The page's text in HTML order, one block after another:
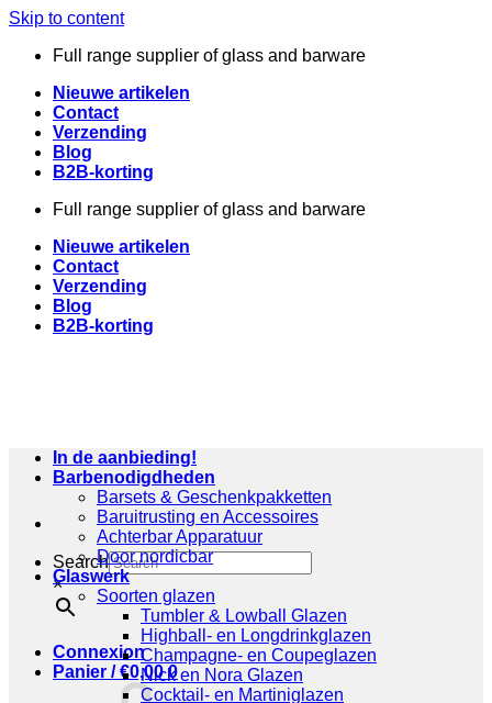
Skip to content
Full range supplier of glass and barware
Nieuwe artikelen
Contact
Verzending
Blog
B2B-korting
Full range supplier of glass and barware
Nieuwe artikelen
Contact
Verzending
Blog
B2B-korting
Search
×
Connexion
Panier /€0,00 0
In de aanbieding!
Barbenodigdheden
Barsets & Geschenkpakketten
Baruitrusting en Accessoires
Achterbar Apparatuur
Door nordicbar
Glaswerk
Soorten glazen
Tumbler & Lowball Glazen
Highball- en Longdrinkglazen
Champagne- en Coupeglazen
Nick en Nora Glazen
Cocktail- en Martiniglazen